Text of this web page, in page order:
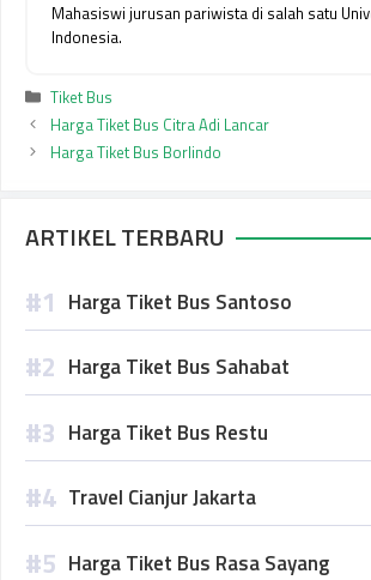
Mahasiswi jurusan pariwista di salah satu
Indonesia.
Kategori
Tiket Bus
Harga Tiket Bus Citra Adi Lancar
Harga Tiket Bus Borlindo
ARTIKEL TERBARU
Harga Tiket Bus Santoso
Harga Tiket Bus Sahabat
Harga Tiket Bus Restu
Travel Cianjur Jakarta
Harga Tiket Bus Rasa Sayang